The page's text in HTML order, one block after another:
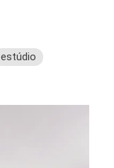
estúdio